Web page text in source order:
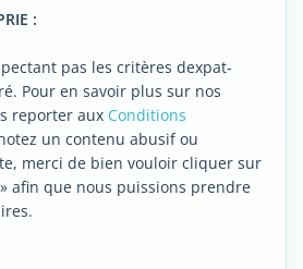
:
pas les critères dexpat-
Pour en savoir plus sur nos
reporter aux Conditions
un contenu abusif ou
merci de bien vouloir cliquer sur
afin que nous puissions prendre